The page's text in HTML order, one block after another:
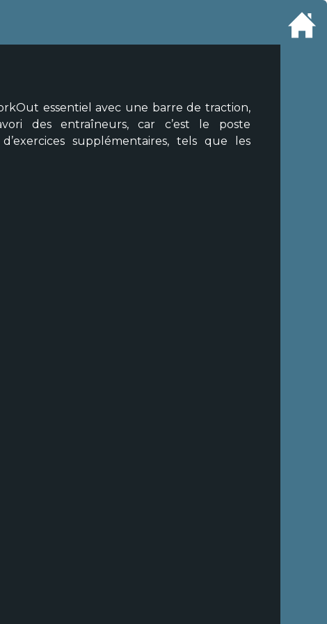
essentiel avec une barre de traction,
des entraîneurs, car c’est le poste
supplémentaires, tels que les